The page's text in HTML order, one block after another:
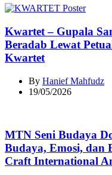
Kwartet – Gupala
Beradab Lewat
Kwartet
By Hanief Mahfudz
19/05/2026
MTN Seni Budaya
Budaya, Emosi, dan
Craft International